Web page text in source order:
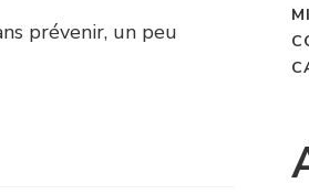
prévenir, un peu